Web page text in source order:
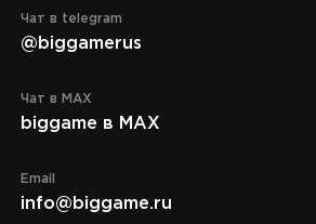
Чат в telegram
@biggamerus
Чат в MAX
biggame в MAX
Email
info@biggame.ru
д. 2, стр. 1, уровень 5
до 21:00